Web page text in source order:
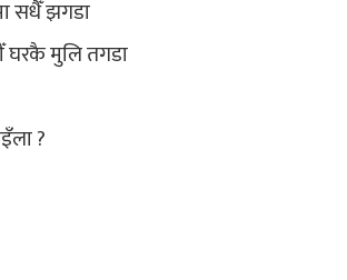
सधैँ झगडा
मुलि तगडा
?